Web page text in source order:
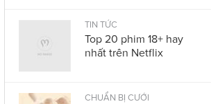
2023
TIN TỨC
Top 20 phim 18+ hay
nhất trên Netflix
CHUẨN BỊ CƯỚI